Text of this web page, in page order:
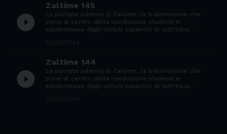
play_circle_filled
Zai.time 145
La puntata odierna di Zai.time, la trasmissione che
pone al centro della conduzione studenti e
studentesse degli istituti superiori di tutt'Italia...
play_circle_filled
Zai.time 144
La puntata odierna di Zai.time, la trasmissione che
pone al centro della conduzione studenti e
studentesse degli istituti superiori di tutt'Italia...